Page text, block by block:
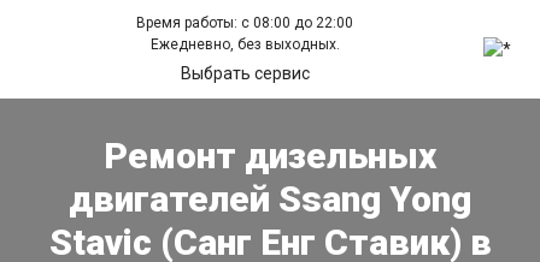
Время работы: с 08:00 до 22:00
Ежедневно, без выходных.
Выбрать сервис
Ремонт дизельных
двигателей Ssang Yong
Stavic (Санг Енг Ставик) в